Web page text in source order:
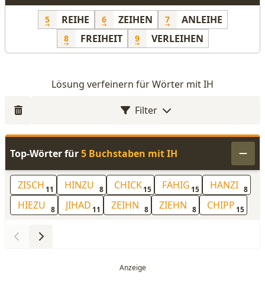
5 REIHE 6 ZEIHEN 7 ANLEIHE
8 FREIHEIT 9 VERLEIHEN
Lösung verfeinern für Wörter mit IH
Filter
Top-Wörter für5 Buchstaben mit IH
ZISCH 11 HINZU 8 CHICK15 FÄHIG 15 HANZI 8
HIEZU 8 JIHAD 11 ZEIHN 8 ZIEHN 8 CHIPP 15